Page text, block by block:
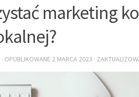
marketing
· OPUBLIKOWANE 2 MARCA 2023 ·